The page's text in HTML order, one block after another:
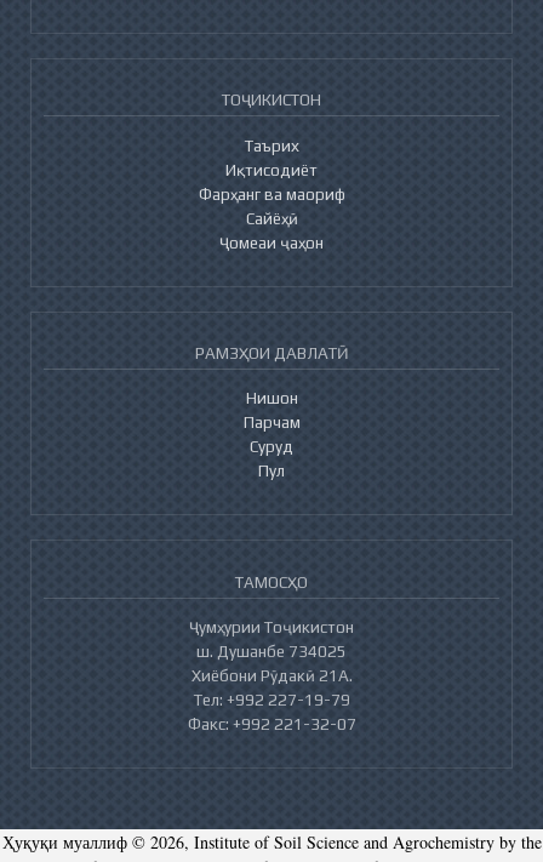
ТОҶИКИСТОН
Таърих
Иқтисодиёт
Фарҳанг ва маориф
Сайёҳӣ
Ҷомеаи ҷаҳон
РАМЗҲОИ ДАВЛАТӢ
Нишон
Парчам
Суруд
Пул
ТАМОСҲО
Ҷумҳурии Тоҷикистон
ш. Душанбе 734025
Хиёбони Рӯдакӣ 21А.
Тел: +992 227-19-79
Факс: +992 221-32-07
Ҳуқуқи муаллиф © 2026, Institute of Soil Science and Agrochemistry by the